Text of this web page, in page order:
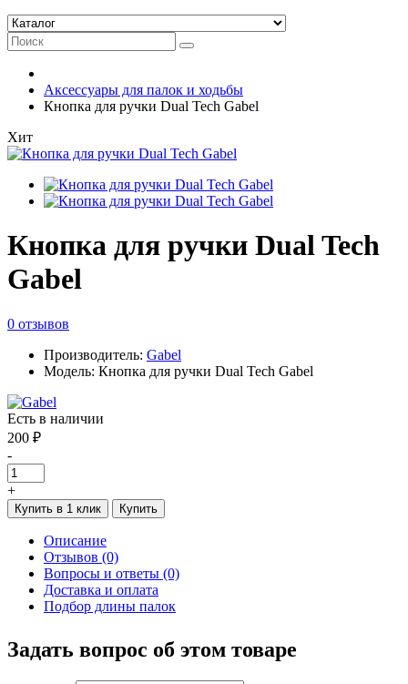
Аксессуары для палок и ходьбы
Кнопка для ручки Dual Tech Gabel
Хит
Кнопка для ручки Dual Tech
Gabel
0 отзывов
Производитель: Gabel
Модель: Кнопка для ручки Dual Tech Gabel
Есть в наличии
200 ₽
-
+
Купить в 1 клик Купить
Описание
Отзывов (0)
Вопросы и ответы (0)
Доставка и оплата
Подбор длины палок
Задать вопрос об этом товаре